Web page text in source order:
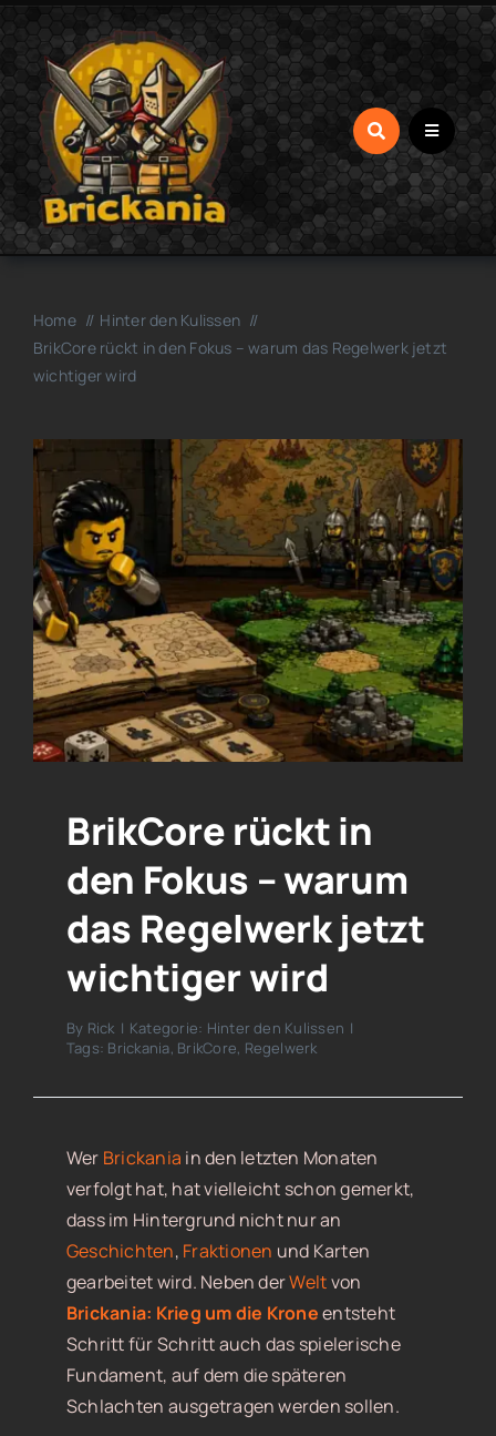
Zum
Inhalt
springen
Home
Hinter den Kulissen
BrikCore rückt in den Fokus – warum das Regelwerk jetzt
wichtiger wird
BrikCore rückt in
den Fokus – warum
das Regelwerk jetzt
wichtiger wird
By Rick | Kategorie: Hinter den Kulissen |
Tags: Brickania, BrikCore, Regelwerk
Wer Brickania in den letzten Monaten
verfolgt hat, hat vielleicht schon gemerkt,
dass im Hintergrund nicht nur an
Geschichten, Fraktionen und Karten
gearbeitet wird. Neben derWeltvon
Brickania: Krieg um die Kroneentsteht
Schritt für Schritt auch das spielerische
Fundament, auf dem die späteren
Schlachten ausgetragen werden sollen.